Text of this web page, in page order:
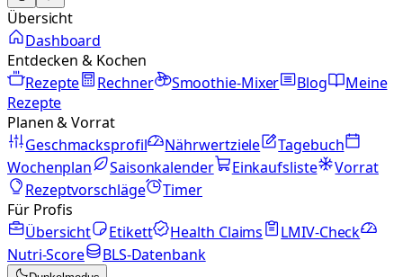
Übersicht
Dashboard
Entdecken & Kochen
Rezepte
Rechner Smoothie-Mixer Blog
Meine
Rezepte
Planen & Vorrat
Geschmacksprofil
Nährwertziele
Tagebuch
Wochenplan
Saisonkalender Einkaufsliste
Vorrat
Rezeptvorschläge
Timer
Für Profis
Übersicht
Etikett Health Claims
LMIV-Check
Nutri-Score
BLS-Datenbank